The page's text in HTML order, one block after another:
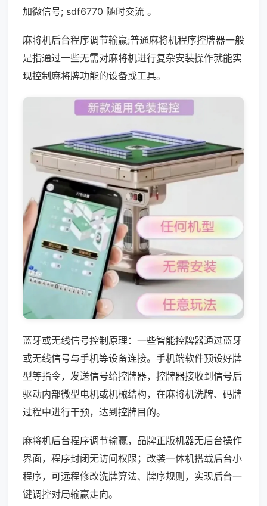
加微信号; sdf6770 随时交流 。
麻将机后台程序调节输赢;普通麻将机程序控牌器一般
是指通过一些无需对麻将机进行复杂安装操作就能实
现控制麻将牌功能的设备或工具。
蓝牙或无线信号控制原理：一些智能控牌器通过蓝牙
或无线信号与手机等设备连接。手机端软件预设好牌
型等指令，发送信号给控牌器，控牌器接收到信号后
驱动内部微型电机或机械结构，在麻将机洗牌、码牌
过程中进行干预，达到控牌目的。
麻将机后台程序调节输赢，品牌正版机器无后台操作
界面，程序封闭无访问权限；改装一体机搭载后台小
程序，可远程修改洗牌算法、牌序规则，实现后台一
键调控对局输赢走向。